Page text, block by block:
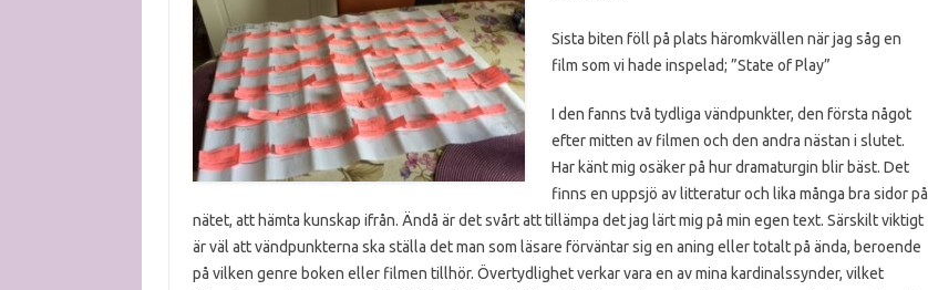
Sista biten föll på plats häromkvällen när jag såg en
film som vi hade inspelad; ”State of Play”
I den fanns två tydliga vändpunkter, den första något
efter mitten av filmen och den andra nästan i slutet.
Har känt mig osäker på hur dramaturgin blir bäst. Det
finns en uppsjö av litteratur och lika många bra sidor på
nätet, att hämta kunskap ifrån. Ändå är det svårt att tillämpa det jag lärt mig på min egen text. Särskilt viktigt
är väl att vändpunkterna ska ställa det man som läsare förväntar sig en aning eller totalt på ända, beroende
på vilken genre boken eller filmen tillhör. Övertydlighet verkar vara en av mina kardinalssynder, vilket